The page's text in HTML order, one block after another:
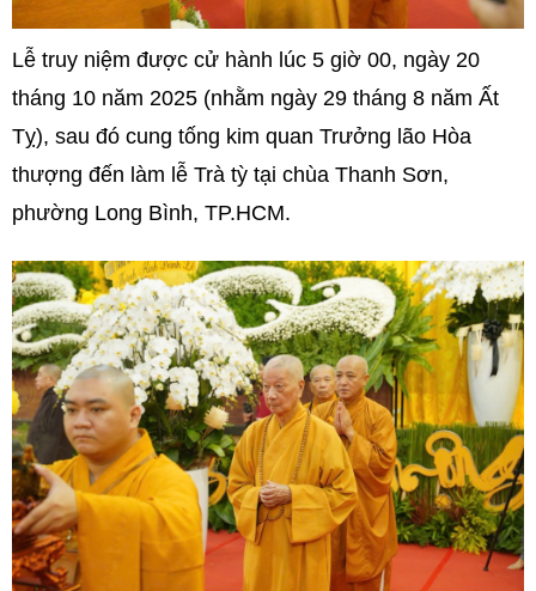
Lễ truy niệm được cử hành lúc 5 giờ 00, ngày 20
tháng 10 năm 2025 (nhằm ngày 29 tháng 8 năm Ất
Tỵ), sau đó cung tống kim quan Trưởng lão Hòa
thượng đến làm lễ Trà tỳ tại chùa Thanh Sơn,
phường Long Bình, TP.HCM.